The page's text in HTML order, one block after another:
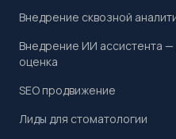
Внедрение сквозной
Внедрение ИИ ассистента
оценка
SEO продвижение
Лиды для стоматологии